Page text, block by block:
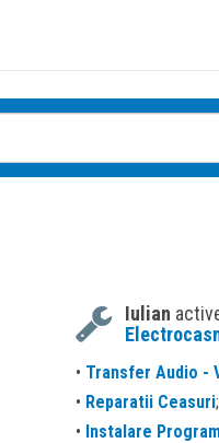
Iulian
• Transfer Audio -
• Reparatii Ceasuri;
• Instalare